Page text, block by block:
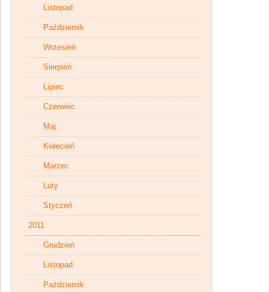
Listopad
Październik
Wrzesień
Sierpień
Lipiec
Czerwiec
Maj
Kwiecień
Marzec
Luty
Styczeń
2011
Grudzień
Listopad
Październik